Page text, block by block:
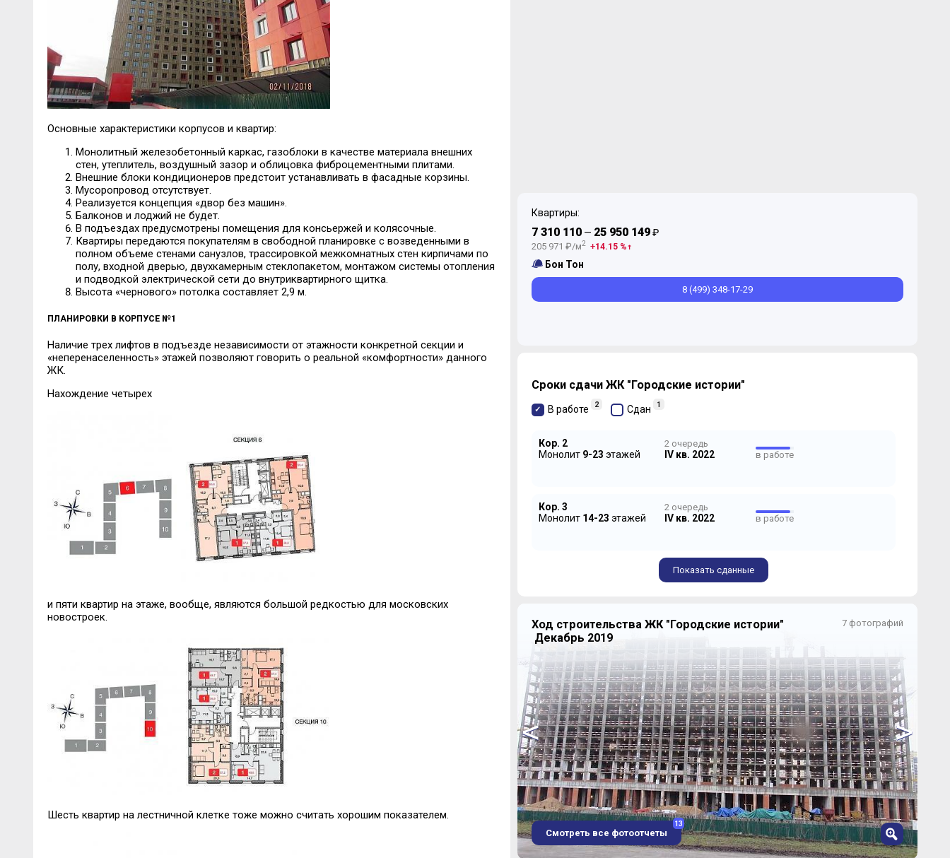
Основные характеристики корпусов и квартир:
Монолитный железобетонный каркас, газоблоки в качестве материала внешних
стен, утеплитель, воздушный зазор и облицовка фиброцементными плитами.
Внешние блоки кондиционеров предстоит устанавливать в фасадные корзины.
Мусоропровод отсутствует.
Реализуется концепция «двор без машин».
Балконов и лоджий не будет.
В подъездах предусмотрены помещения для консьержей и колясочные.
Квартиры передаются покупателям в свободной планировке с возведенными в
полном объеме стенами санузлов, трассировкой межкомнатных стен кирпичами по
полу, входной дверью, двухкамерным стеклопакетом, монтажом системы отопления
и подводкой электрической сети до внутриквартирного щитка.
Высота «чернового» потолка составляет 2,9 м.
ПЛАНИРОВКИ В КОРПУСЕ №1
Наличие трех лифтов в подъезде независимости от этажности конкретной секции и
«неперенаселенность» этажей позволяют говорить о реальной «комфортности» данного
ЖК.
Нахождение четырех
и пяти квартир на этаже, вообще, являются большой редкостью для московских
новостроек.
Шесть квартир на лестничной клетке тоже можно считать хорошим показателем.
Квартиры:
7 310 110— 25 950 149₽
205 971 ₽/м2 14.15 %
Бон Тон
8 (499) 348-17-29
Сроки сдачи ЖК "Городские истории"
В работе 2 Сдан 1
Кор. 2
Монолит 9-23 этажей
2 очередь
IV кв. 2022 в работе
Кор. 3
Монолит 14-23 этажей
2 очередь
IV кв. 2022 в работе
Показать сданные
7 фотографий
Ход строительства ЖК "Городские истории"
Декабрь 2019
< >
Смотреть все фотоотчеты
13